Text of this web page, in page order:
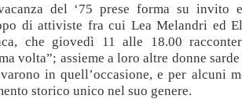
del ‘75 prese forma su invito
di attiviste fra cui Lea Melandri ed
che giovedì 11 alle 18.00
volta”; assieme a loro altre donne
in quell’occasione, e per alcuni
storico unico nel suo genere.